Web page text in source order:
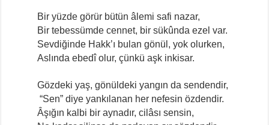
Bir yüzde görür bütün âlemi safi nazar,
Bir tebessümde cennet, bir sükûnda ezel var.
Sevdiğinde Hakk’ı bulan gönül, yok olurken,
Aslında ebedî olur, çünkü aşk inkisar.
Gözdeki yaş, gönüldeki yangın da sendendir,
“Sen” diye yankılanan her nefesin özdendir.
Âşığın kalbi bir aynadır, cilâsı sensin,